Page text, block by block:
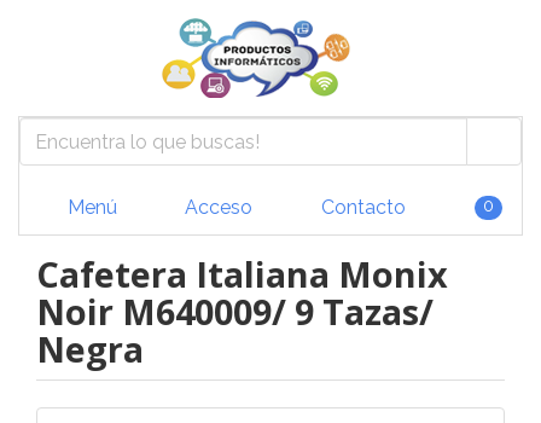
Menú Acceso Contacto 0
Cafetera Italiana Monix
Noir M640009/ 9 Tazas/
Negra